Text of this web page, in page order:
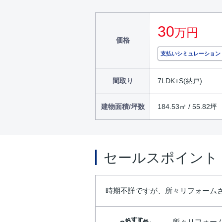
価格
30万円
支払いシミュレーション
間取り 7LDK+S(納戸)
建物面積/坪数 184.53㎡ / 55.82坪
セールスポイント
時期不詳ですが、所々リフォーム